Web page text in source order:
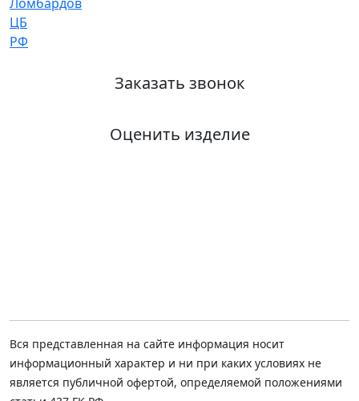
Заказать звонок
Оценить изделие
Вся представленная на сайте информация носит
информационный характер и ни при каких условиях не
является публичной офертой, определяемой положениями